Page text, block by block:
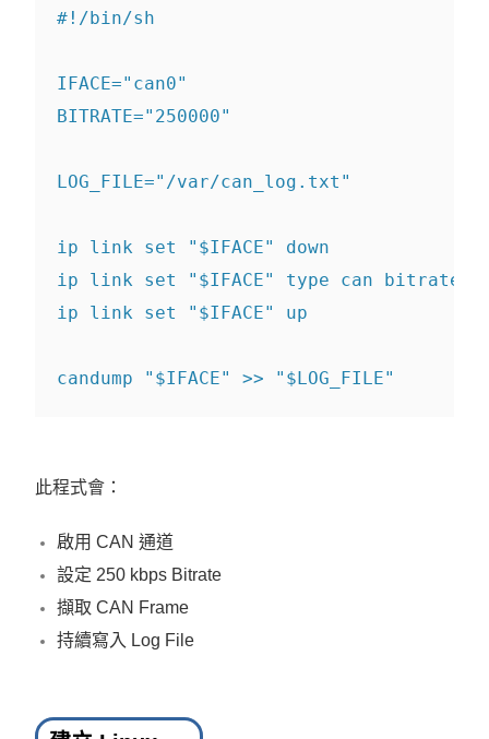
#!/bin/sh
IFACE="can0"
BITRATE="250000"
LOG_FILE="/var/can_log.txt"
ip link set " $IFACE"
down
ip link set " $IFACE" type can bitrate
ip link set " $IFACE" up
candump " $IFACE" >> " $LOG_FILE"
此程式會：
啟用 CAN 通道
設定 250 kbps Bitrate
擷取 CAN Frame
持續寫入 Log File